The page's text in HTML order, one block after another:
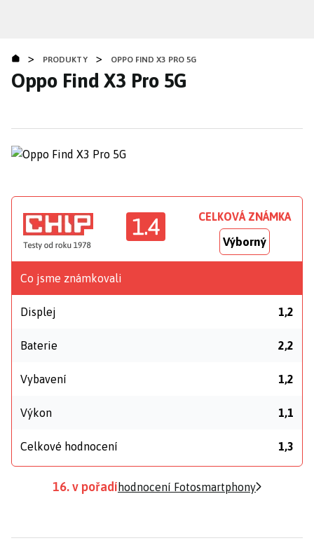
obsahu
> PRODUKTY > OPPO FIND X3 PRO 5G
Oppo Find X3 Pro 5G
1.4 CELKOVÁ ZNÁMKA
Výborný
Co jsme známkovali
Displej 1,2
Baterie 2,2
Vybavení 1,2
Výkon 1,1
Celkové hodnocení 1,3
16. v pořadí hodnocení Fotosmartphony